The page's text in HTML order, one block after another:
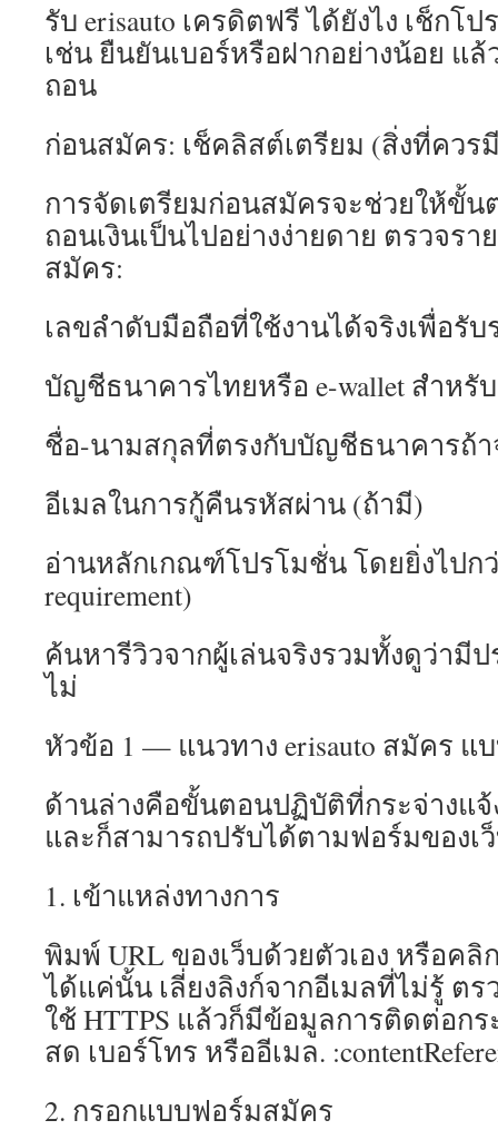
รับ erisauto เครดิตฟรี ได้ยังไง เช็ก
เช่น ยืนยันเบอร์หรือฝากอย่างน้อย แ
ถอน
ก่อนสมัคร: เช็คลิสต์เตรียม (สิ่งที่ควร
การจัดเตรียมก่อนสมัครจะช่วยให้ขั้
ถอนเงินเป็นไปอย่างง่ายดาย ตรวจร
สมัคร:
เลขลำดับมือถือที่ใช้งานได้จริงเพื่อรับ
บัญชีธนาคารไทยหรือ e-wallet สำหรั
ชื่อ-นามสกุลที่ตรงกับบัญชีธนาคารถ้
อีเมลในการกู้คืนรหัสผ่าน (ถ้ามี)
อ่านหลักเกณฑ์โปรโมชั่น โดยยิ่งไปก
requirement)
ค้นหารีวิวจากผู้เล่นจริงรวมทั้งดูว่ามี
ไม่
หัวข้อ 1 — แนวทาง erisauto สมัคร แ
ด้านล่างคือขั้นตอนปฏิบัติที่กระจ่างแจ้
และก็สามารถปรับได้ตามฟอร์มของ
1. เข้าแหล่งทางการ
พิมพ์ URL ของเว็บด้วยตัวเอง หรือคลิ
ได้แค่นั้น เลี่ยงลิงก์จากอีเมลที่ไม่รู้ ต
ใช้ HTTPS แล้วก็มีข้อมูลการติดต่อกร
สด เบอร์โทร หรืออีเมล.
2. กรอกแบบฟอร์มสมัคร